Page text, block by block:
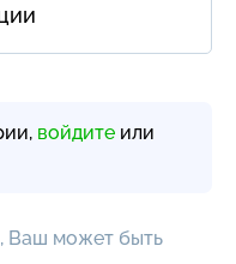
войдите или
Ваш может быть